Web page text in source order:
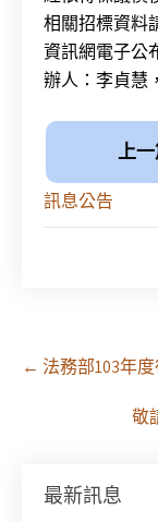
相關招標資料
資訊網電子公
辦人：李貞慧
上
訊息公告
Post
navigation
← 法務部103年
敬
最新訊息